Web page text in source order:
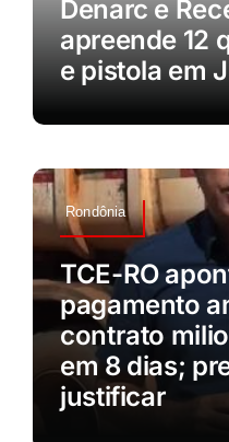
Denarc e
apreende 12
e pistola em
Rondônia
TCE-RO
pagamento
contrato
em 8 dias;
justificar